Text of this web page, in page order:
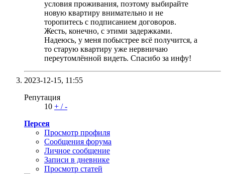
условия проживания, поэтому выбирайте
новую квартиру внимательно и не
торопитесь с подписанием договоров.
Жесть, конечно, с этими задержками.
Надеюсь, у меня побыстрее всё получится, а
то старую квартиру уже нервничаю
переутомлённой видеть. Спасибо за инфу!
2023-12-15, 11:55
Репутация
10 + /-
Персея
Просмотр профиля
Сообщения форума
Личное сообщение
Записи в дневнике
Просмотр статей